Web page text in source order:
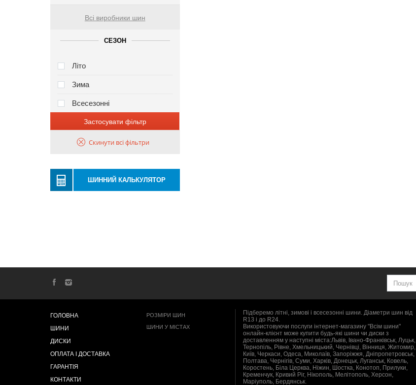
Всі виробники шин
СЕЗОН
Літо
Зима
Всесезонні
Застосувати фільтр
Скинути всі фільтри
ШИННИЙ КАЛЬКУЛЯТОР
ГОЛОВНА
ШИНИ
ДИСКИ
ОПЛАТА І ДОСТАВКА
ГАРАНТІЯ
КОНТАКТИ
РОЗМІРИ ШИН
ШИНИ У МІСТАХ
Підберемо літні, зимові і всесезонні шини. Діаметри шин від
R13 і до R24.
Використовуючи послуги інтернет-магазину "Всім шини"
онлайн-клієнт може купити будь-які шини чи диски з
доставленням у наступні міста:Львів, Івано-Франківськ, Луцьк,
Тернопіль, Рівне, Хмельницький, Чернівці, Вінниця, Житомир,
Київ, Черкаси, Одеса, Миколаїв, Запоріжжя, Дніпропетровськ,
Полтава, Чернігів, Суми, Харків, Донецьк, Луганськ, Ковель,
Коростень, Біла Церква, Ніжин, Шостка, Конотоп, Прилуки,
Кременчук, Кривий Ріг, Нікополь, Мелітополь, Херсон,
Маріуполь, Бердянськ.